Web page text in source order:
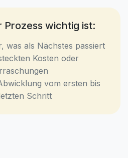
Prozess wichtig ist:
was als Nächstes passiert
Kosten oder
vom ersten bis
Schritt